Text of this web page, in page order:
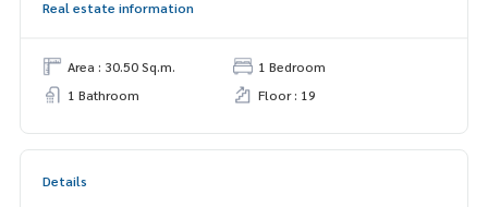
Real estate information
Area : 30.50 Sq.m.
1 Bedroom
1 Bathroom
Floor : 19
Details